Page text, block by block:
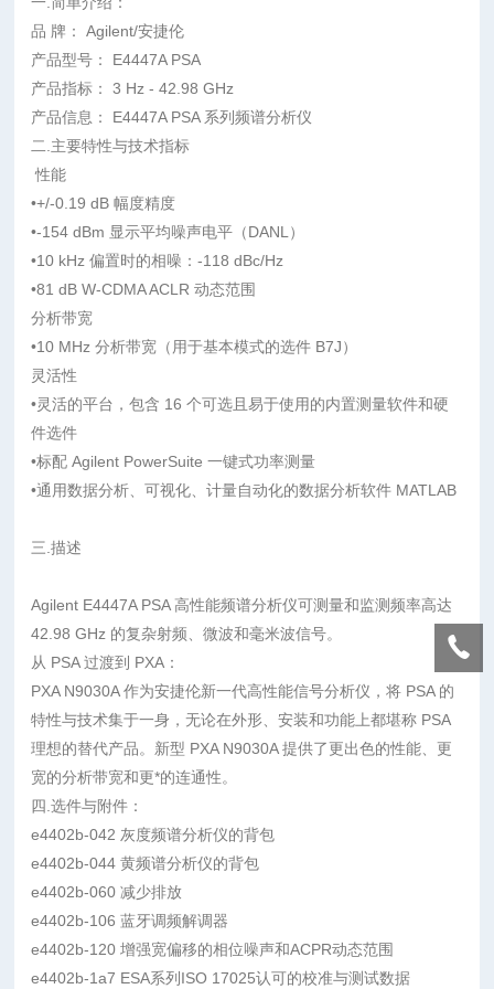
品 牌： Agilent/安捷伦
产品型号： E4447A PSA
产品指标： 3 Hz - 42.98 GHz
产品信息： E4447A PSA 系列频谱分析仪
二.主要特性与技术指标
性能
•+/-0.19 dB 幅度精度
•-154 dBm 显示平均噪声电平（DANL）
•10 kHz 偏置时的相噪：-118 dBc/Hz
•81 dB W-CDMA ACLR 动态范围
分析带宽
•10 MHz 分析带宽（用于基本模式的选件 B7J）
灵活性
•灵活的平台，包含 16 个可选且易于使用的内置测量软件和硬
件选件
•标配 Agilent PowerSuite 一键式功率测量
•通用数据分析、可视化、计量自动化的数据分析软件 MATLAB
三.描述
Agilent E4447A PSA 高性能频谱分析仪可测量和监测频率高达
42.98 GHz 的复杂射频、微波和毫米波信号。
从 PSA 过渡到 PXA：
PXA N9030A 作为安捷伦新一代高性能信号分析仪，将 PSA 的
特性与技术集于一身，无论在外形、安装和功能上都堪称 PSA
理想的替代产品。新型 PXA N9030A 提供了更出色的性能、更
宽的分析带宽和更*的连通性。
四.选件与附件：
e4402b-042 灰度频谱分析仪的背包
e4402b-044 黄频谱分析仪的背包
e4402b-060 减少排放
e4402b-106 蓝牙调频解调器
e4402b-120 增强宽偏移的相位噪声和ACPR动态范围
e4402b-1a7 ESA系列ISO 17025认可的校准与测试数据